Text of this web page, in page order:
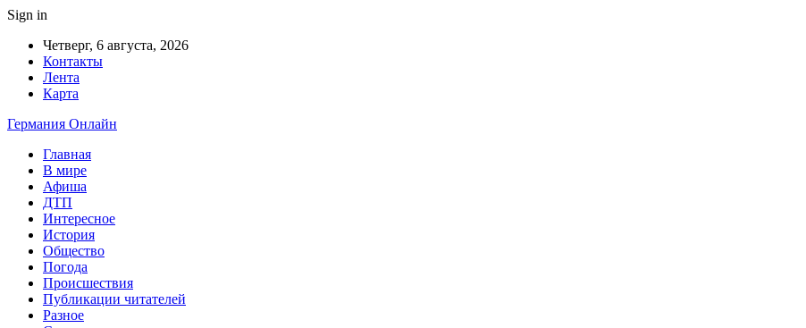
Sign in
Четверг, 6 августа, 2026
Контакты
Лента
Карта
Германия Онлайн
Главная
В мире
Афиша
ДТП
Интересное
История
Общество
Погода
Происшествия
Публикации читателей
Разное